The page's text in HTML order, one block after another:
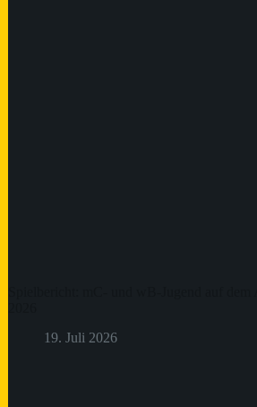
19. Juli 2026